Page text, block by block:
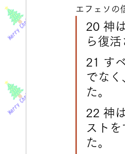
エフェソの
20 神
ら復
21 す
でな
た。
22 神
スト
た。